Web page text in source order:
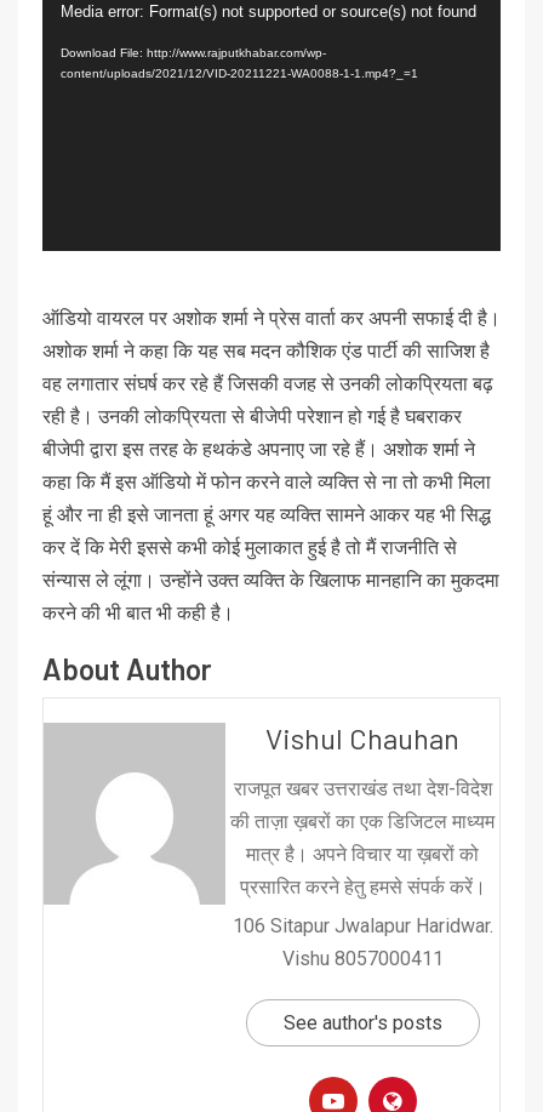
Video
Player
Media error: Format(s) not supported or source(s) not found
Download File: http://www.rajputkhabar.com/wp-
content/uploads/2021/12/VID-20211221-WA0088-1-1.mp4?_=1
ऑडियो वायरल पर अशोक शर्मा ने प्रेस वार्ता कर अपनी सफाई दी है।
अशोक शर्मा ने कहा कि यह सब मदन कौशिक एंड पार्टी की साजिश है
वह लगातार संघर्ष कर रहे हैं जिसकी वजह से उनकी लोकप्रियता बढ़
रही है। उनकी लोकप्रियता से बीजेपी परेशान हो गई है घबराकर
बीजेपी द्वारा इस तरह के हथकंडे अपनाए जा रहे हैं। अशोक शर्मा ने
कहा कि मैं इस ऑडियो में फोन करने वाले व्यक्ति से ना तो कभी मिला
हूं और ना ही इसे जानता हूं अगर यह व्यक्ति सामने आकर यह भी सिद्ध
कर दें कि मेरी इससे कभी कोई मुलाकात हुई है तो मैं राजनीति से
संन्यास ले लूंगा। उन्होंने उक्त व्यक्ति के खिलाफ मानहानि का मुकदमा
करने की भी बात भी कही है।
About Author
Vishul Chauhan
राजपूत खबर उत्तराखंड तथा देश-विदेश
की ताज़ा ख़बरों का एक डिजिटल माध्यम
मात्र है। अपने विचार या ख़बरों को
प्रसारित करने हेतु हमसे संपर्क करें।
106 Sitapur Jwalapur Haridwar.
Vishu 8057000411
See author's posts